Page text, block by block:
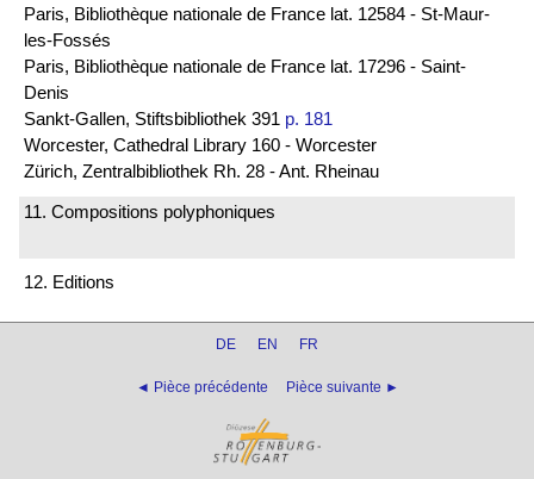
Paris, Bibliothèque nationale de France lat. 12584 - St-Maur-
les-Fossés
Paris, Bibliothèque nationale de France lat. 17296 - Saint-
Denis
Sankt-Gallen, Stiftsbibliothek 391 p. 181
Worcester, Cathedral Library 160 - Worcester
Zürich, Zentralbibliothek Rh. 28 - Ant. Rheinau
11. Compositions polyphoniques
12. Editions
DE EN FR
◄ Pièce précédente Pièce suivante ►